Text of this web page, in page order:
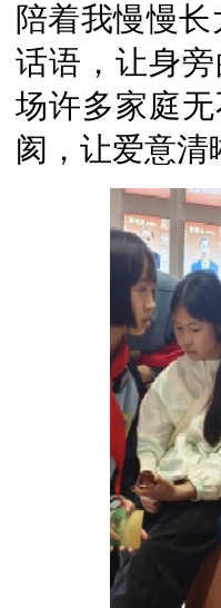
陪着我慢慢
话语，让身
场许多家庭
阂，让爱意清